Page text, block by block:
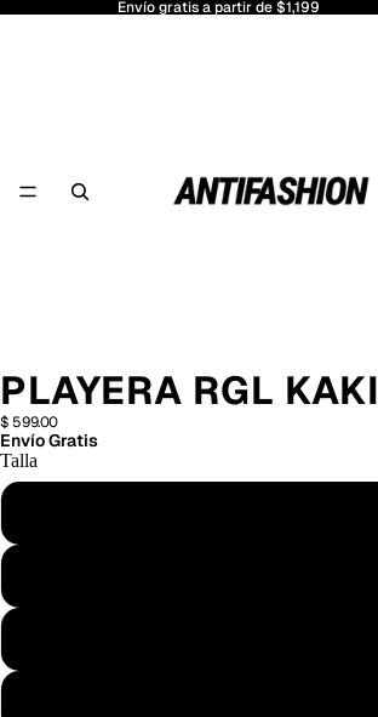
Envío gratis a partir de $1,199
PLAYERA RGL KAKI
$ 599.00
Envío Gratis
Talla